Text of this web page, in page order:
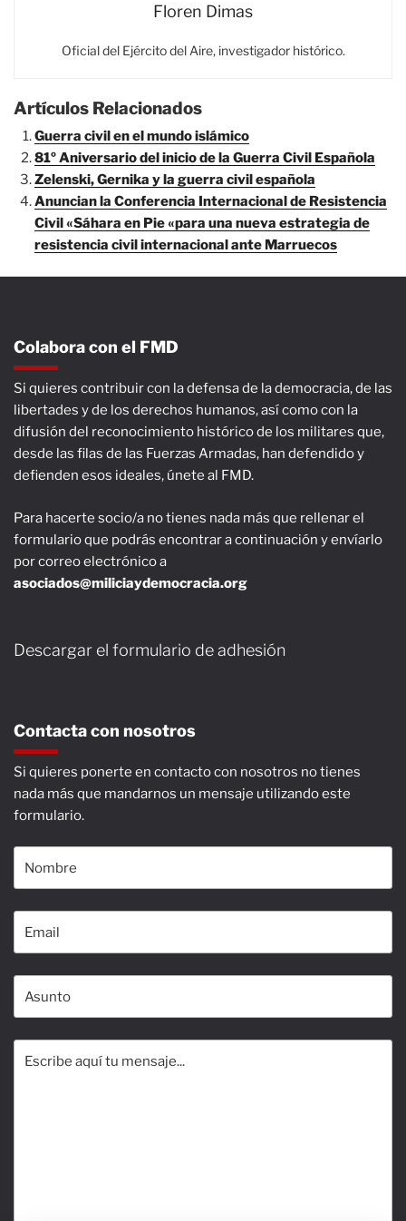
Floren Dimas
Oficial del Ejército del Aire, investigador histórico.
Artículos Relacionados
Guerra civil en el mundo islámico
81º Aniversario del inicio de la Guerra Civil Española
Zelenski, Gernika y la guerra civil española
Anuncian la Conferencia Internacional de Resistencia
Civil «Sáhara en Pie «para una nueva estrategia de
resistencia civil internacional ante Marruecos
Colabora con el FMD
Si quieres contribuir con la defensa de la democracia, de las
libertades y de los derechos humanos, así como con la
difusión del reconocimiento histórico de los militares que,
desde las filas de las Fuerzas Armadas, han defendido y
defienden esos ideales, únete al FMD.
Para hacerte socio/a no tienes nada más que rellenar el
formulario que podrás encontrar a continuación y envíarlo
por correo electrónico a
asociados@miliciaydemocracia.org
Descargar el formulario de adhesión
Contacta con nosotros
Si quieres ponerte en contacto con nosotros no tienes
nada más que mandarnos un mensaje utilizando este
formulario.